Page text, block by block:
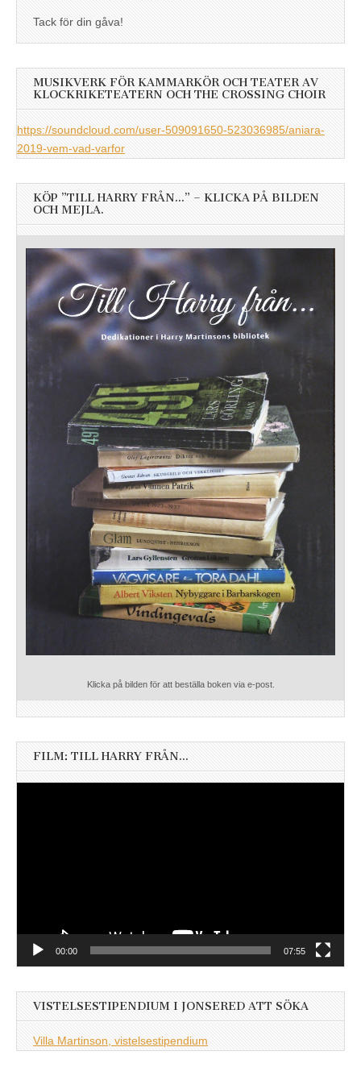
Tack för din gåva!
MUSIKVERK FÖR KAMMARKÖR OCH TEATER AV
KLOCKRIKETEATERN OCH THE CROSSING CHOIR
https://soundcloud.com/user-509091650-523036985/aniara-
2019-vem-vad-varfor
KÖP ”TILL HARRY FRÅN…” – KLICKA PÅ BILDEN
OCH MEJLA.
Klicka på bilden för att beställa boken via e-post.
FILM: TILL HARRY FRÅN…
00:00 07:55
VISTELSESTIPENDIUM I JONSERED ATT SÖKA
Villa Martinson, vistelsestipendium